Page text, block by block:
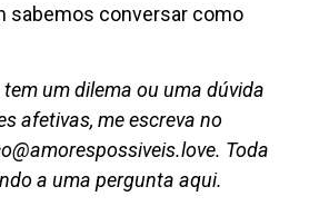
sabemos conversar como
um dilema ou uma dúvida
afetivas, me escreva no
Toda
a uma pergunta aqui.